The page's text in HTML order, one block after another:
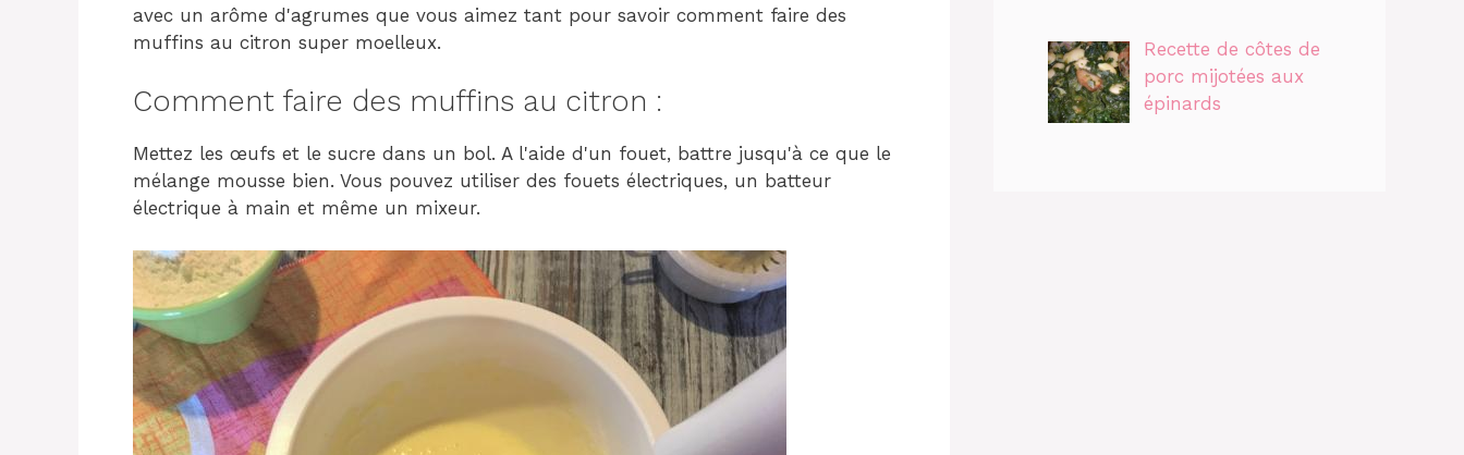
avec un arôme d'agrumes que vous aimez tant pour savoir comment faire des
muffins au citron super moelleux.
Comment faire des muffins au citron :
Mettez les œufs et le sucre dans un bol. A l'aide d'un fouet, battre jusqu'à ce que le
mélange mousse bien. Vous pouvez utiliser des fouets électriques, un batteur
électrique à main et même un mixeur.
Recette de côtes de
porc mijotées aux
épinards